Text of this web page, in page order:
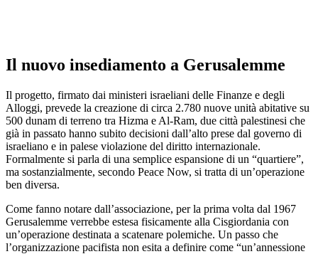
Il nuovo insediamento a Gerusalemme
Il progetto, firmato dai ministeri israeliani delle Finanze e degli
Alloggi, prevede la creazione di circa 2.780 nuove unità abitative su
500 dunam di terreno tra Hizma e Al-Ram, due città palestinesi che
già in passato hanno subito decisioni dall’alto prese dal governo di
israeliano e in palese violazione del diritto internazionale.
Formalmente si parla di una semplice espansione di un “quartiere”,
ma sostanzialmente, secondo Peace Now, si tratta di un’operazione
ben diversa.
Come fanno notare dall’associazione, per la prima volta dal 1967
Gerusalemme verrebbe estesa fisicamente alla Cisgiordania con
un’operazione destinata a scatenare polemiche. Un passo che
l’organizzazione pacifista non esita a definire come “un’annessione